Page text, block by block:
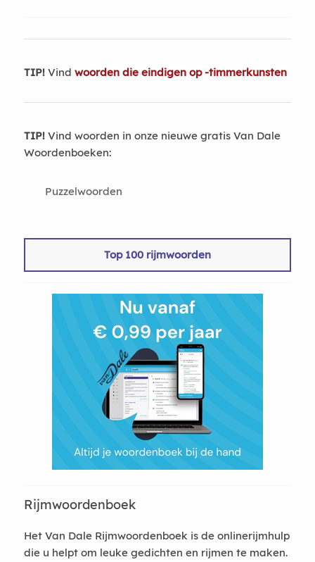
TIP!Vind woorden die eindigen op -timmerkunsten
TIP!Vind woorden in onze nieuwe gratis Van Dale
Woordenboeken:
Puzzelwoorden
Top 100 rijmwoorden
Rijmwoordenboek
Het Van Dale Rijmwoordenboek is de onlinerijmhulp
die u helpt om leuke gedichten en rijmen te maken.